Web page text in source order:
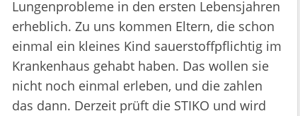
Lungenprobleme in den ersten Lebensjahren
erheblich. Zu uns kommen Eltern, die schon
einmal ein kleines Kind sauerstoffpflichtig im
Krankenhaus gehabt haben. Das wollen sie
nicht noch einmal erleben, und die zahlen
das dann. Derzeit prüft die STIKO und wird